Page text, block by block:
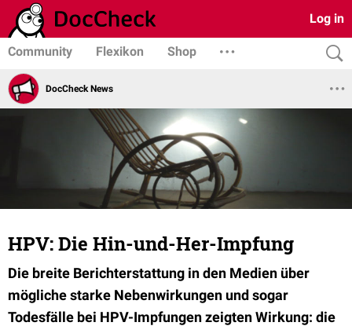
Log in
Community Flexikon Shop
DocCheck News
HPV: Die Hin-und-Her-Impfung
Die breite Berichterstattung in den Medien über
mögliche starke Nebenwirkungen und sogar
Todesfälle bei HPV-Impfungen zeigten Wirkung: die